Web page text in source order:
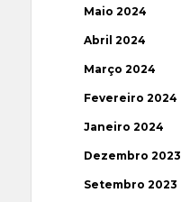
Maio 2024
Abril 2024
Março 2024
Fevereiro 2024
Janeiro 2024
Dezembro 2023
Setembro 2023